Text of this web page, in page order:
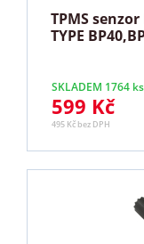
TPMS senzor
TYPE
SKLADEM 1764
599 Kč
495 Kč bez DPH